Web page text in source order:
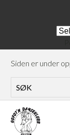
Siden er under